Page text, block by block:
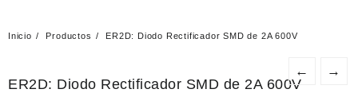
Inicio Productos ER2D: Diodo Rectificador SMD de 2A 600V
← →
ER2D: Diodo Rectificador SMD de 2A 600V